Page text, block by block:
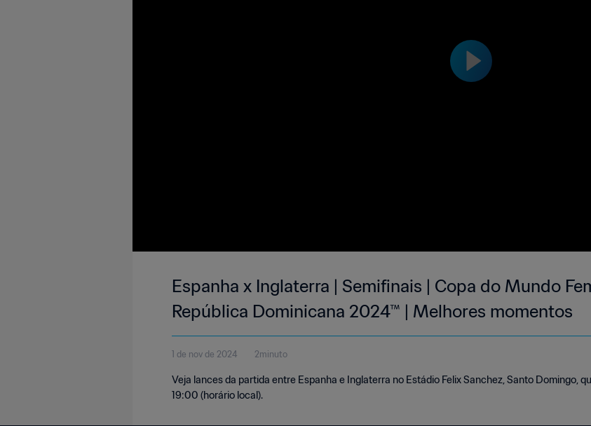
Espanha x Inglaterra | Semifinais | Copa do Mundo
República Dominicana 2024™ | Melhores momentos
1 de nov de 2024 2minuto
Veja lances da partida entre Espanha e Inglaterra no Estádio Felix Sanchez, Santo Domingo,
19:00 (horário local).